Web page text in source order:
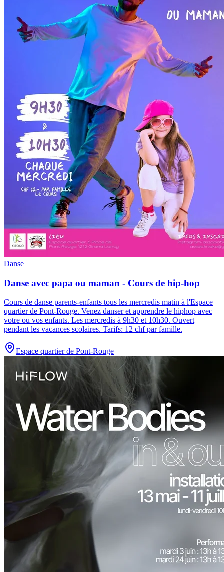
Danse
Danse avec papa ou maman - Cours de hip-hop
Cours de danse parents-enfants tous les mercredis matin à l'Espace
quartier de Pont-Rouge. Venez danser et apprendre le hiphop avec
votre ou vos enfants. Les mercredis à 9h30 et 10h30. Ouvert
pendant les vacances scolaires. Tarifs: 12 chf par famille.
Espace quartier de Pont-Rouge